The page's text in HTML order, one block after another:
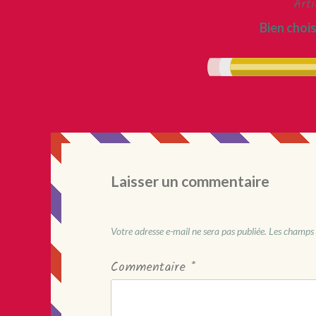
Bien
Laisser un commentaire
Votre adresse e-mail ne sera pas publiée. Les
Commentaire *